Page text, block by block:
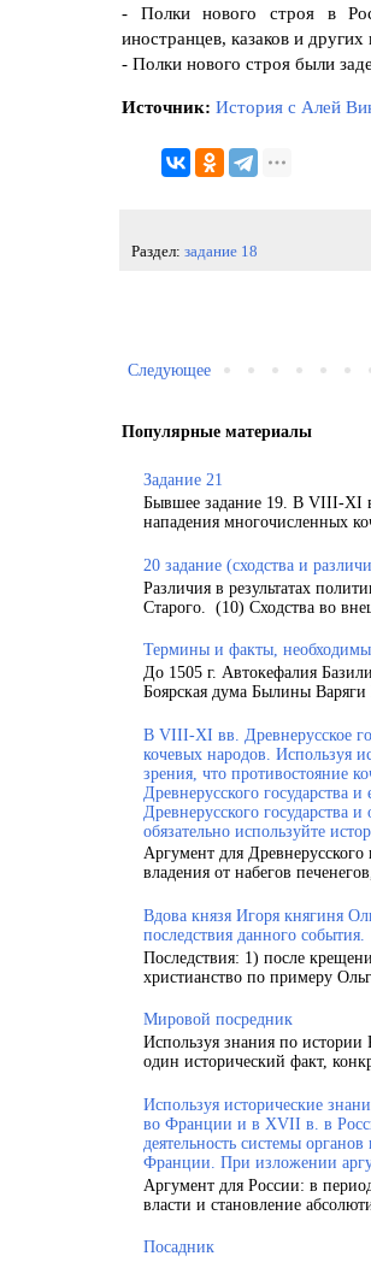
- Полки нового строя в
иностранцев, казаков и
- Полки нового строя были
Источник: История с Алей
Раздел: задание 18
Следующее
Популярные материалы
Задание 21
Бывшее задание 19. В VIII-XI
нападения многочисленных
20 задание (сходства и
Различия в результатах
Старого. (10) Сходства во
Термины и факты,
До 1505 г. Автокефалия
Боярская дума Былины Варяги
В VIII-XI вв. Древнерусское
кочевых народов. Используя
зрения, что противостояние
Древнерусского государства
Древнерусского государства
обязательно используйте
Аргумент для Древнерусского
владения от набегов
Вдова князя Игоря княгиня
последствия данного события.
Последствия: 1) после
христианство по примеру
Мировой посредник
Используя знания по
один исторический факт,
Используя исторические
во Франции и в XVII в. в
деятельность системы
Франции. При изложении
Аргумент для России: в
власти и становление
Посадник